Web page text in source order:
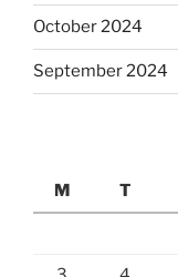
October 2024
September 2024
M
T